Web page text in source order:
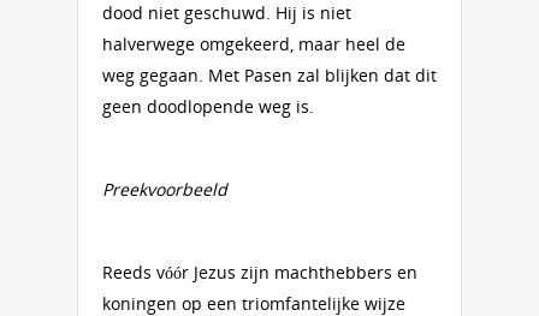
dood niet geschuwd. Hij is niet
halverwege omgekeerd, maar heel de
weg gegaan. Met Pasen zal blijken dat dit
geen doodlopende weg is.
Preekvoorbeeld
Reeds vóór Jezus zijn machthebbers en
koningen op een triomfantelijke wijze